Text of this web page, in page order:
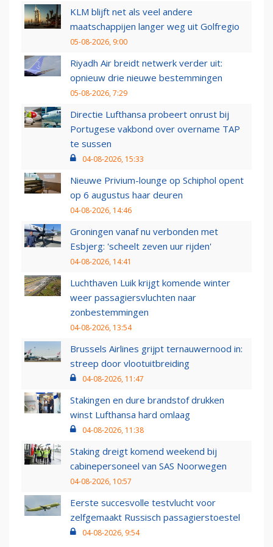
KLM blijft net als veel andere
maatschappijen langer weg uit Golfregio
05-08-2026, 9:00
Riyadh Air breidt netwerk verder uit:
opnieuw drie nieuwe bestemmingen
05-08-2026, 7:29
Directie Lufthansa probeert onrust bij
Portugese vakbond over overname TAP
te sussen
04-08-2026, 15:33
Nieuwe Privium-lounge op Schiphol opent
op 6 augustus haar deuren
04-08-2026, 14:46
Groningen vanaf nu verbonden met
Esbjerg: 'scheelt zeven uur rijden'
04-08-2026, 14:41
Luchthaven Luik krijgt komende winter
weer passagiersvluchten naar
zonbestemmingen
04-08-2026, 13:54
Brussels Airlines grijpt ternauwernood in:
streep door vlootuitbreiding
04-08-2026, 11:47
Stakingen en dure brandstof drukken
winst Lufthansa hard omlaag
04-08-2026, 11:38
Staking dreigt komend weekend bij
cabinepersoneel van SAS Noorwegen
04-08-2026, 10:57
Eerste succesvolle testvlucht voor
zelfgemaakt Russisch passagierstoestel
04-08-2026, 9:54